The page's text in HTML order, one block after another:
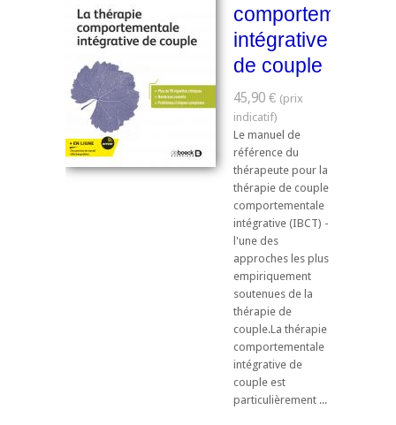
comportementale
intégrative
de couple
45,90 €
Le manuel de
référence du
thérapeute pour la
thérapie de couple
comportementale
intégrative (IBCT) -
l'une des
approches les plus
empiriquement
soutenues de la
thérapie de
couple.La thérapie
comportementale
intégrative de
couple est
particulièrement ...